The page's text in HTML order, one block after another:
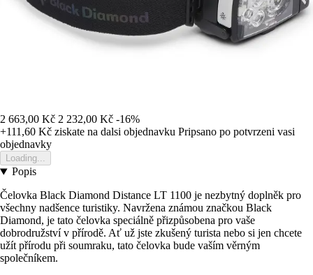
2 663,00 Kč 2 232,00 Kč -16%
+111,60 Kč ziskate na dalsi objednavku Pripsano po potvrzeni vasi
objednavky
Loading...
Popis
Čelovka Black Diamond Distance LT 1100 je nezbytný doplněk pro
všechny nadšence turistiky. Navržena známou značkou Black
Diamond, je tato čelovka speciálně přizpůsobena pro vaše
dobrodružství v přírodě. Ať už jste zkušený turista nebo si jen chcete
užít přírodu při soumraku, tato čelovka bude vaším věrným
společníkem.